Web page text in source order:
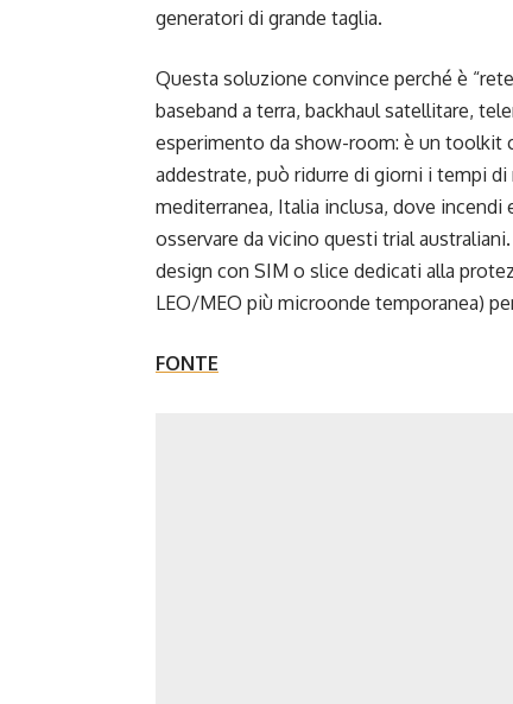
generatori di grande taglia.
Questa soluzione convince perché è
baseband a terra, backhaul satellitare,
esperimento da show-room: è un toolkit
addestrate, può ridurre di giorni i tempi
mediterranea, Italia inclusa, dove
osservare da vicino questi trial
design con SIM o slice dedicati alla
LEO/MEO più microonde temporanea)
FONTE